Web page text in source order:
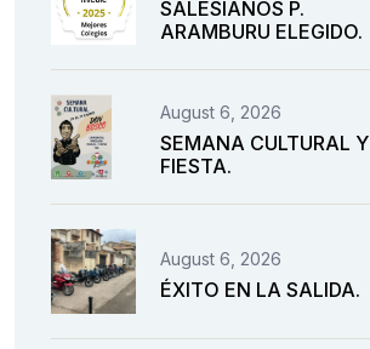
SALESIANOS P.
ARAMBURU ELEGIDO.
August 6, 2026
SEMANA CULTURAL Y
FIESTA.
August 6, 2026
ÉXITO EN LA SALIDA.